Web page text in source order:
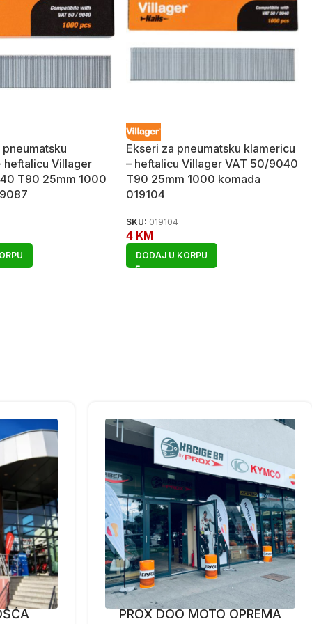
heftalicu Villager
T90 25mm 1000
Ekseri za pneumatsku klamericu
– heftalicu Villager VAT 50/9040
T90 25mm 1000 komada
019104
SKU: 019104
4 KM
DODAJ U KORPU
PROX DOO MOTO OPREMA